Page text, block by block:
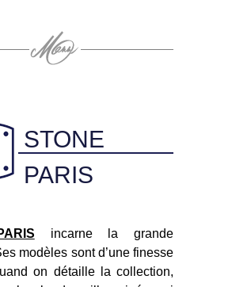
STONE
PARIS
incarne la grande
modèles sont d’une finesse
on détaille la collection,